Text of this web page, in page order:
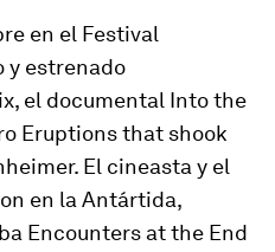
en el Festival
y estrenado
el documental Into the
Eruptions that shook
El cineasta y el
en la Antártida,
Encounters at the End